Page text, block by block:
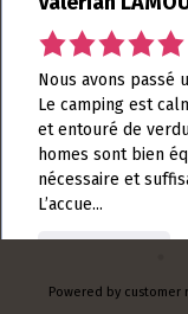
based
on
10
rating
et entouré de
homes sont bien
nécessaire et
L’accue...
Read more
Report
Powered by customer